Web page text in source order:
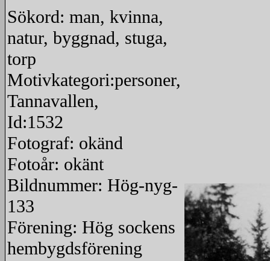
Sökord: man, kvinna,
natur, byggnad, stuga,
torp
Motivkategori:personer,
Tannavallen,
Id:1532
Fotograf: okänd
Fotoår: okänt
Bildnummer: Hög-nyg-
133
Förening: Hög sockens
hembygdsförening